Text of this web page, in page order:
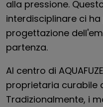
alla pressione.
interdisciplinare ci
progettazione
partenza.
Al centro di
proprietaria curabile
Tradizionalmente, i